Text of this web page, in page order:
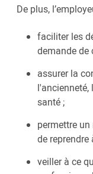
De plus,
faciliter les
demande de
assurer la
l'ancienneté,
santé ;
permettre
de
veiller à ce